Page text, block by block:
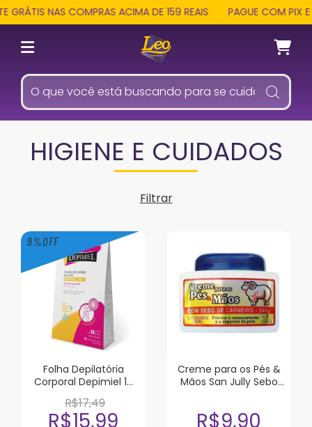
NAS COMPRAS ACIMA DE 159 REAIS PAGUE COM PIX E
HIGIENE E CUIDADOS
Filtrar
9%OFF
Folha Depilatória
Corporal Depimiel 16
Unidades
R$17,49
R$15,99
Creme para os Pés &
Mãos San Jully Sebo
R$9,90